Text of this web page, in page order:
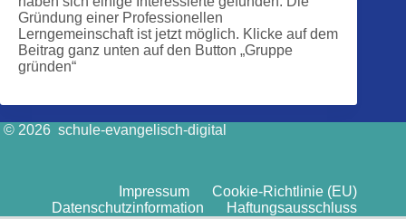
Gründung einer Professionellen
Lerngemeinschaft ist jetzt möglich. Klicke auf dem
Beitrag ganz unten auf den Button „Gruppe
gründen“
© 2026 schule-evangelisch-digital
Impressum
Cookie-Richtlinie (EU)
Datenschutzinformation
Haftungsausschluss